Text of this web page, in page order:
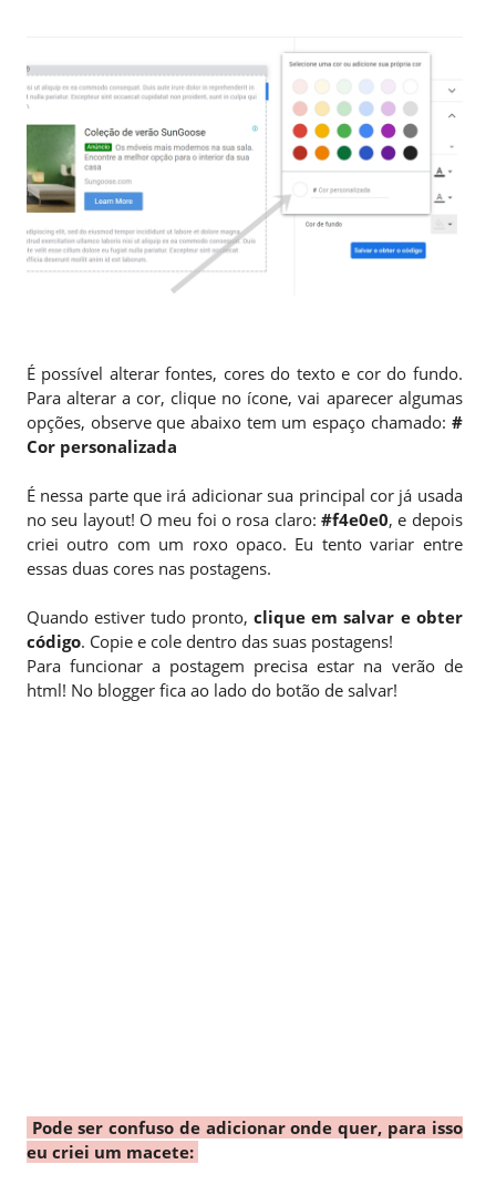
É possível alterar fontes, cores do texto e cor do fundo.
Para alterar a cor, clique no ícone, vai aparecer algumas
opções, observe que abaixo tem um espaço chamado: #
Cor personalizada
É nessa parte que irá adicionar sua principal cor já usada
no seu layout! O meu foi o rosa claro: #f4e0e0, e depois
criei outro com um roxo opaco. Eu tento variar entre
essas duas cores nas postagens.
Quando estiver tudo pronto,clique em salvar e obter
código. Copie e cole dentro das suas postagens!
Para funcionar a postagem precisa estar na verão de
html! No blogger fica ao lado do botão de salvar!
Pode ser confuso de adicionar onde quer, para isso
eu criei um macete: